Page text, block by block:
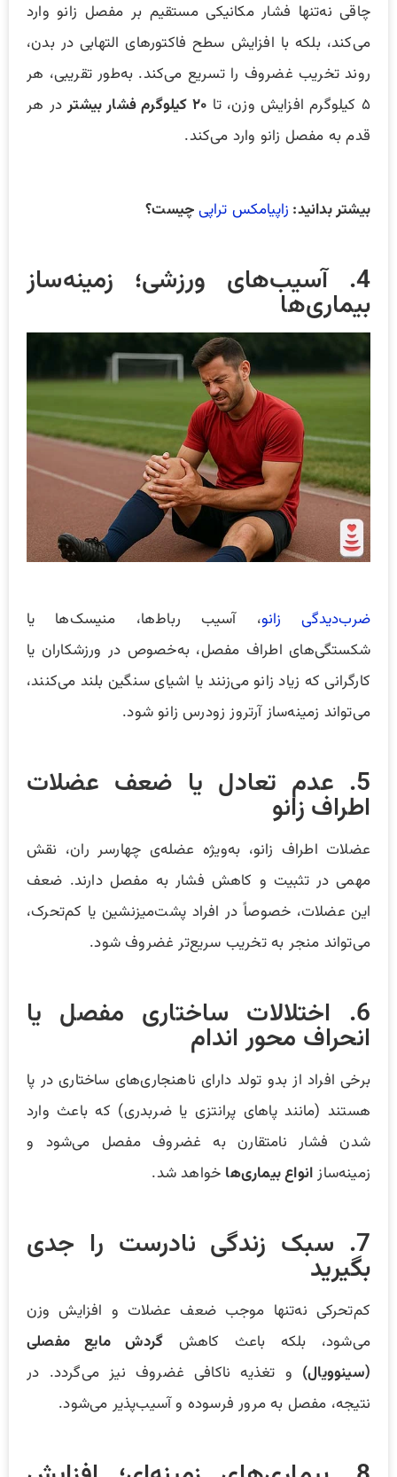
چاقی نه‌تنها فشار مکانیکی مستقیم بر مفصل زانو وارد
می‌کند، بلکه با افزایش سطح فاکتورهای التهابی در بدن،
روند تخریب غضروف را تسریع می‌کند. به‌طور تقریبی، هر
۵ کیلوگرم افزایش وزن، تا
۲۰ کیلوگرم فشار بیشتر
در هر
قدم به مفصل زانو وارد می‌کند.
بیشتر بدانید: زاپیامکس تراپیچیست؟
4. آسیب‌های ورزشی؛ زمینه‌ساز
بیماری‌ها
ضرب‌دیدگی زانو، آسیب رباط‌ها، منیسک‌ها یا
شکستگی‌های اطراف مفصل، به‌خصوص در ورزشکاران یا
کارگرانی که زیاد زانو می‌زنند یا اشیای سنگین بلند می‌کنند،
می‌تواند زمینه‌ساز آرتروز زودرس زانو شود.
5. عدم تعادل یا ضعف عضلات
اطراف زانو
عضلات اطراف زانو، به‌ویژه عضله‌ی چهارسر ران، نقش
مهمی در تثبیت و کاهش فشار به مفصل دارند. ضعف
این عضلات، خصوصاً در افراد پشت‌میزنشین یا کم‌تحرک،
می‌تواند منجر به تخریب سریع‌تر غضروف شود.
6. اختلالات ساختاری مفصل یا
انحراف محور اندام
برخی افراد از بدو تولد دارای ناهنجاری‌های ساختاری در پا
هستند (مانند پاهای پرانتزی یا ضربدری) که باعث وارد
شدن فشار نامتقارن به غضروف مفصل می‌شود و
زمینه‌سازانواع بیماری‌ها خواهد شد.
7. سبک زندگی نادرست را جدی
بگیرید
کم‌تحرکی نه‌تنها موجب ضعف عضلات و افزایش وزن
می‌شود، بلکه باعث کاهش گردش مایع مفصلی
(سینوویال) و تغذیه ناکافی غضروف نیز می‌گردد. در
نتیجه، مفصل به مرور فرسوده و آسیب‌پذیر می‌شود.